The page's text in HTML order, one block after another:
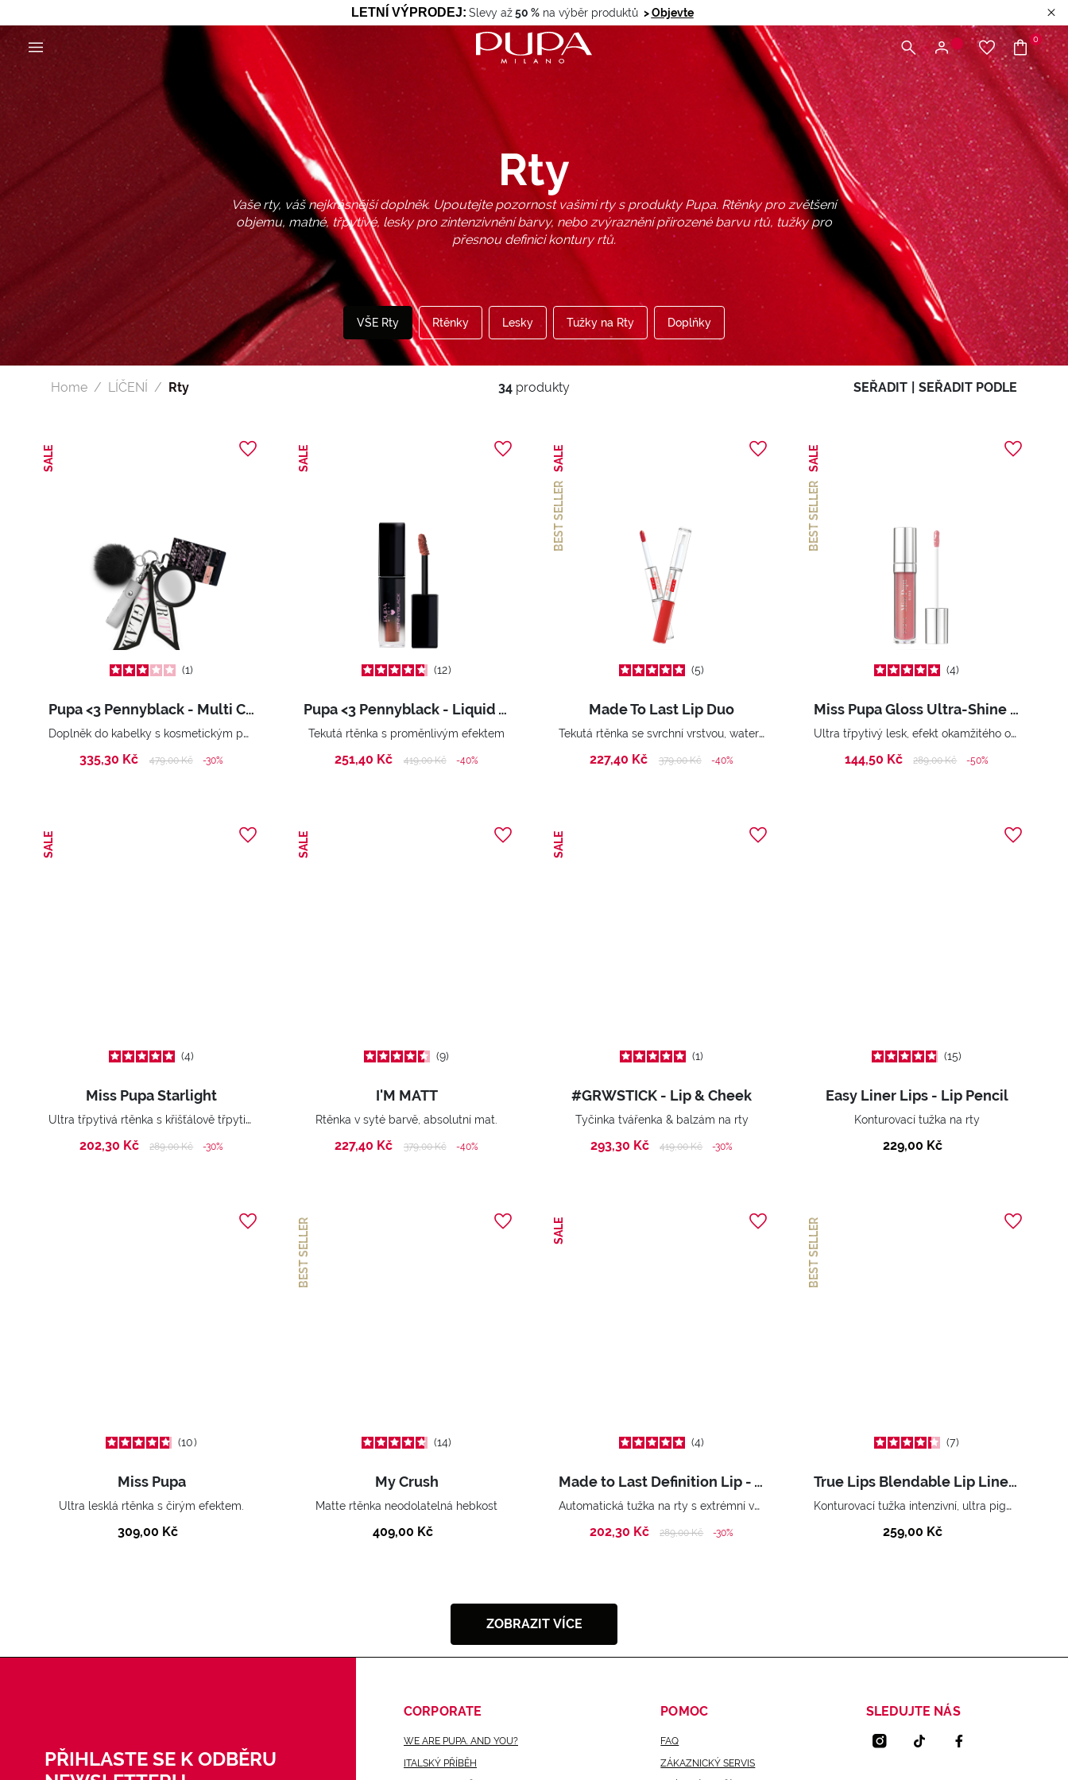
LETNÍ VÝPRODEJ: Slevy až50 %na výběr produktů >Objevte
0
Rty
Vaše rty, váš nejkrásnější doplněk. Upoutejte pozornost vašimi rty s produkty Pupa. Rtěnky pro zvětšení
objemu, matné, třpytivé, lesky pro zintenzivnění barvy, nebo zvýraznění přirozené barvu rtů, tužky pro
přesnou definici kontury rtů.
VŠE Rty Rtěnky Lesky Tužky na Rty Doplňky
Home LÍČENÍ Rty 34 produkty SEŘADIT SEŘADIT PODLE
SALE
1
Pupa <3 Pennyblack - Multi Charms + Gloss
Doplněk do kabelky s kosmetickým pouzdrem + super třpytivý lesk na rty
335,30 Kč
Price reduced from
479,00 Kčto -30%
SALE
12
Pupa <3 Pennyblack - Liquid Transformer Lipstick
Tekutá rtěnka s proměnlivým efektem
251,40 Kč Price reduced from
419,00 Kčto -40%
BEST SELLER
SALE
5
Made To Last Lip Duo
Tekutá rtěnka se svrchní vrstvou, waterproof, dlouhotrvající účinek.
227,40 Kč
Price reduced from
379,00 Kčto -40%
BEST SELLER
SALE
4
Miss Pupa Gloss Ultra-Shine Gloss
Ultra třpytivý lesk, efekt okamžitého objemu
144,50 Kč
Price reduced from
289,00 Kčto -50%
SALE
4
Miss Pupa Starlight
Ultra třpytivá rtěnka s křišťálově třpytivým efektem.
202,30 Kč
Price reduced from
289,00 Kčto -30%
SALE
9
I'M MATT
Rtěnka v syté barvě, absolutní mat.
227,40 Kč Price reduced from
379,00 Kčto -40%
SALE
1
#GRWSTICK - Lip & Cheek
Tyčinka tvářenka & balzám na rty
293,30 Kč Price reduced from
419,00 Kčto -30%
15
Easy Liner Lips - Lip Pencil
Konturovací tužka na rty
229,00 Kč
10
Miss Pupa
Ultra lesklá rtěnka s čirým efektem.
309,00 Kč
BEST SELLER
14
My Crush
Matte rtěnka neodolatelná hebkost
409,00 Kč
SALE
4
Made to Last Definition Lip - Automatic Lip Pencil
Automatická tužka na rty s extrémní výdrží, waterproof.
202,30 Kč
Price reduced from
289,00 Kčto -30%
BEST SELLER
7
True Lips Blendable Lip Liner Pencil
Konturovací tužka intenzivní, ultra pigmentované barvy.
259,00 Kč
ZOBRAZIT VÍCE
PŘIHLASTE SE K ODBĚRU
CORPORATE
WE ARE PUPA. AND YOU?
ITALSKÝ PŘÍBĚH
POMOC
FAQ
ZÁKAZNICKÝ SERVIS
SLEDUJTE NÁS